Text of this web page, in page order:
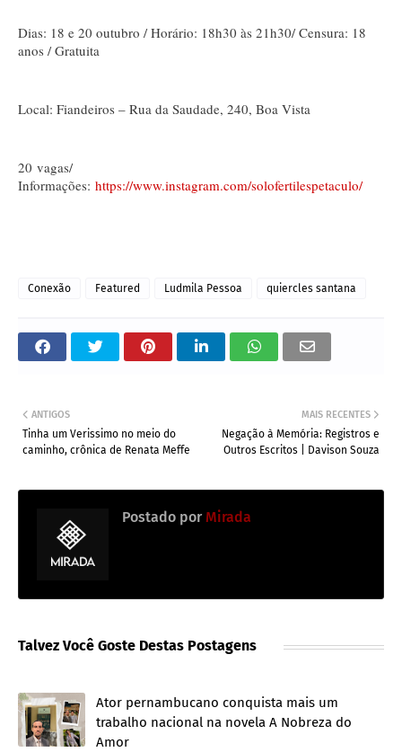
Dias: 18 e 20 outubro / Horário: 18h30 às 21h30/ Censura: 18
anos / Gratuita
Local: Fiandeiros – Rua da Saudade, 240, Boa Vista
20 vagas/
Informações: https://www.instagram.com/solofertilespetaculo/
Conexão Featured Ludmila Pessoa quiercles santana
MAIS RECENTES
Negação à Memória: Registros e
Outros Escritos | Davison Souza
ANTIGOS
Tinha um Verissimo no meio do
caminho, crônica de Renata Meffe
Postado por Mirada
Talvez Você Goste Destas Postagens
Ator pernambucano conquista mais um
trabalho nacional na novela A Nobreza do
Amor